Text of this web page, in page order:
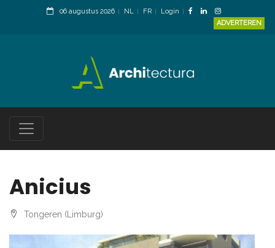
06 augustus 2026 NL FR
Login
ADVERTEREN
Anicius
Tongeren (Limburg)